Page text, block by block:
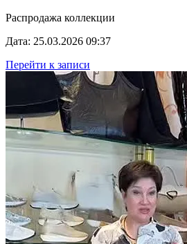
Распродажа коллекции
Дата: 25.03.2026 09:37
Перейти к записи